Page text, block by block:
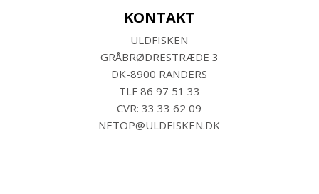
KONTAKT
ULDFISKEN
GRÅBRØDRESTRÆDE 3
DK-8900 RANDERS
TLF 86 97 51 33
CVR: 33 33 62 09
NETOP@ULDFISKEN.DK